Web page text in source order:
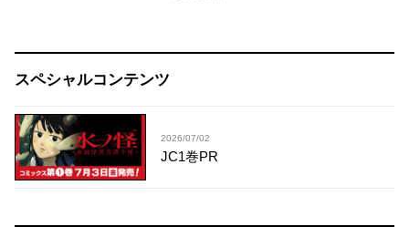
スペシャルコンテンツ
2026/07/02
JC1巻PR